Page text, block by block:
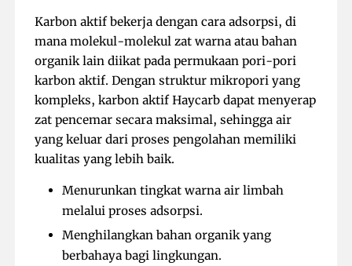
Karbon aktif bekerja dengan cara adsorpsi, di
mana molekul-molekul zat warna atau bahan
organik lain diikat pada permukaan pori-pori
karbon aktif. Dengan struktur mikropori yang
kompleks, karbon aktif Haycarb dapat menyerap
zat pencemar secara maksimal, sehingga air
yang keluar dari proses pengolahan memiliki
kualitas yang lebih baik.
Menurunkan tingkat warna air limbah
melalui proses adsorpsi.
Menghilangkan bahan organik yang
berbahaya bagi lingkungan.